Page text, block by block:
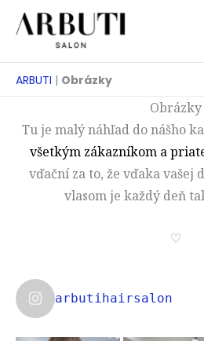
Prejsť
ARBUTI | Obrázky
Obrázky
Tu je malý náhľad do nášho
všetkým zákazníkom a
vďační za to, že vďaka vašej
vlasom je každý deň
♡
arbutihairsalon